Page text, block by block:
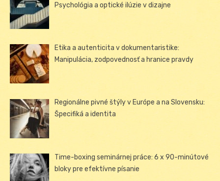
Psychológia a optické ilúzie v dizajne
Etika a autenticita v dokumentaristike:
Manipulácia, zodpovednosť a hranice pravdy
Regionálne pivné štýly v Európe a na Slovensku:
Špecifiká a identita
Time-boxing seminárnej práce: 6 x 90-minútové
bloky pre efektívne písanie